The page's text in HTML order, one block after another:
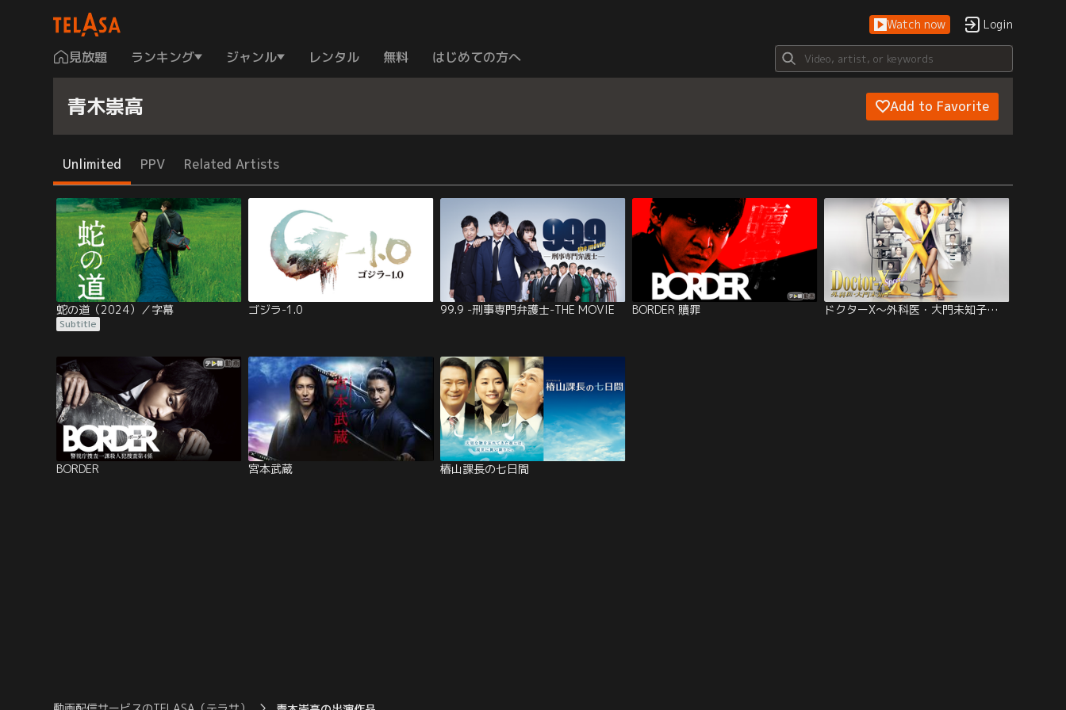
Watch now Login
見放題 ランキング ジャンル レンタル 無料 はじめての方へ
青木崇高 Add to Favorite
Unlimited PPV Related Artists
蛇の道（2024）／字幕
Subtitle
ゴジラ-1.0 99.9 -刑事専門弁護士-THE MOVIE BORDER 贖罪 ドクターX～外科医・大門未知子～SP
BORDER 宮本武蔵 椿山課長の七日間